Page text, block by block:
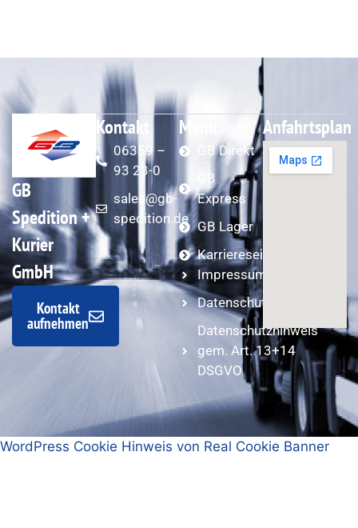
GB
Spedition +
Kurier
GmbH
Kontakt
aufnehmen
Kontakt
06359 –
93 23-0
sales@gb-
spedition.de
Menu
GB Direkt
GB
Express
GB Lager
Karriereseite
Impressum
Datenschutzerklärung
Datenschutzhinweis
gem. Art. 13+14
DSGVO
Anfahrtsplan
WordPress Cookie Hinweis von Real Cookie Banner